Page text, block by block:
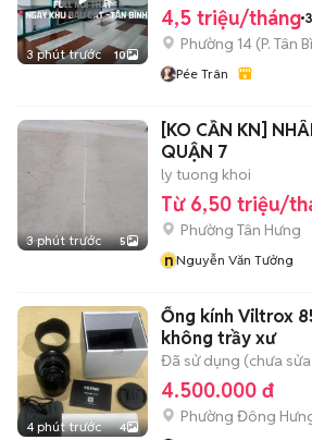
3 phút trước 10
4,5 triệu/tháng
Phường 14 (P. Tân
Pée Trân
3 phút trước 5
[KO CẦN KN]
QUẬN 7
ly tuong khoi
Từ 6,50 triệu/
Phường Tân Hưng
nNguyễn Văn Tưởng
4 phút trước 4
Ống kính Viltrox
không trầy xư
Đã sử dụng (chưa
4.500.000 đ
Phường Đông